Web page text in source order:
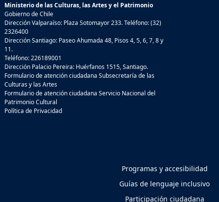
Ministerio de las Culturas, las Artes y el Patrimonio
Gobierno de Chile
Dirección Valparaíso: Plaza Sotomayor 233. Teléfono: (32)
2326400
Dirección Santiago: Paseo Ahumada 48, Pisos 4, 5, 6, 7, 8 y
11.
Teléfono: 226189001
Dirección Palacio Pereira: Huérfanos 1515, Santiago.
Formulario de atención ciudadana Subsecretaría de las
Culturas y las Artes
Formulario de atención ciudadana Servicio Nacional del
Patrimonio Cultural
Política de Privacidad
Programas y accesibilidad
Guías de lenguaje inclusivo
Participación ciudadana